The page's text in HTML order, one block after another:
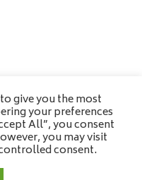
give you the most
your preferences
All”, you consent
you may visit
consent.